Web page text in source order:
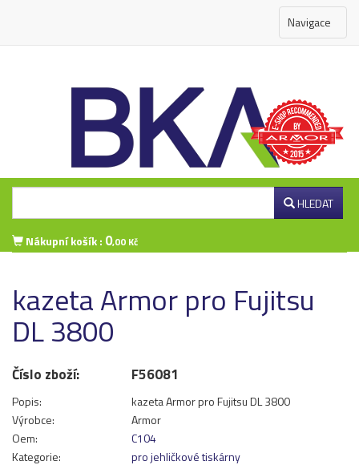
Navigace
HLEDAT
Nákupní košík : 0,00 Kč
Přihlásit se
kazeta Armor pro Fujitsu
DL 3800
Číslo zboží: F56081
Popis:
kazeta Armor pro Fujitsu DL 3800
Výrobce:
Armor
Oem:
C104
Kategorie:
pro jehličkové tiskárny